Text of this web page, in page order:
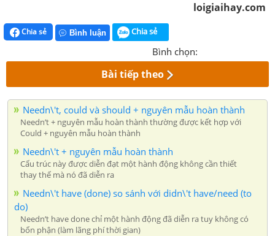
loigiaihay.com
Chia sẻ Bình luận Chia sẻ
Bình chọn:
Bài tiếp theo
Needn\'t, could và should + nguyên mẫu hoàn thành
Needn’t + nguyên mẫu hoàn thành thường được kết hợp với
Could + nguyên mẫu hoàn thành
Needn\'t + nguyên mẫu hoàn thành
Cấu trúc này được diễn đạt một hành động không cần thiết
thay thế mà nó đã diễn ra
Needn\'t have (done) so sánh với didn\'t have/need (to
do)
Needn’t have done chỉ một hành động đã diễn ra tuy không có
bổn phận (làm lãng phí thời gian)